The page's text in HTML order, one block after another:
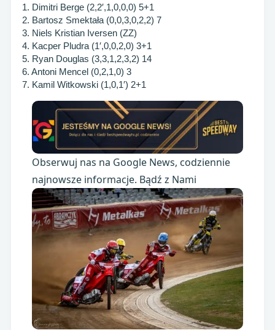
1. Dimitri Berge (2,2′,1,0,0,0) 5+1
2. Bartosz Smektała (0,0,3,0,2,2) 7
3. Niels Kristian Iversen (ZZ)
4. Kacper Pludra (1′,0,0,2,0) 3+1
5. Ryan Douglas (3,3,1,2,3,2) 14
6. Antoni Mencel (0,2,1,0) 3
7. Kamil Witkowski (1,0,1′) 2+1
Obserwuj nas na Google News, codziennie
najnowsze informacje. Bądź z Nami